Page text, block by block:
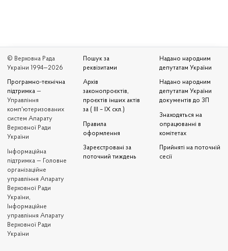
© Верховна Рада
України 1994—2026
Програмно-технічна
підтримка —
Управління
комп'ютеризованих
систем Апарату
Верховної Ради
України
Iнформаційна
підтримка — Головне
організаційне
управління Апарату
Верховної Ради
України,
Інформаційне
управління Апарату
Верховної Ради
України
Пошук за
реквізитами
Архів
законопроєктів,
проєктів інших актів
за ( III – IX скл.)
Правила
оформлення
Зареєстровані за
поточний тиждень
Надано народним
депутатам України
Надано народним
депутатам України
документів до ЗП
Знаходяться на
опрацюванні в
комітетах
Прийняті на поточній
сесії